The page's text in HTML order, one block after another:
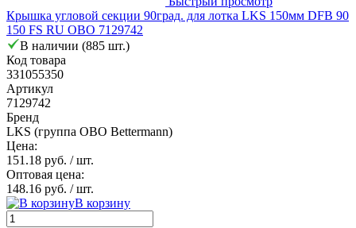
Крышка угловой секции 90град. для лотка LKS 150мм DFB 90
150 FS RU OBO 7129742
В наличии (885 шт.)
Код товара
331055350
Артикул
7129742
Бренд
LKS (группа OBO Bettermann)
Цена:
151.18 руб. / шт.
Оптовая цена:
148.16 руб. / шт.
В корзину